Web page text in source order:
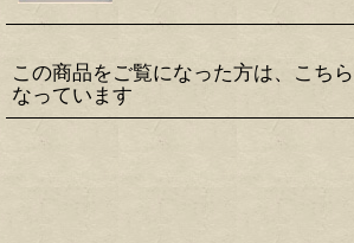
この商品をご覧になった方は、こち
なっています